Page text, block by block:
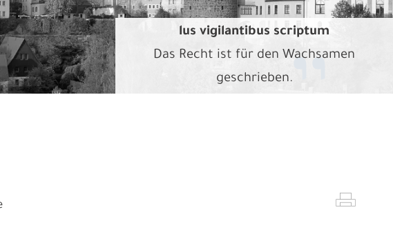
lus vigilantibus scriptum
Das Recht ist für den Wachsamen
geschrieben.